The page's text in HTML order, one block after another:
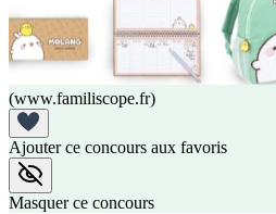
(www.familiscope.fr)
Ajouter ce concours aux favoris
Masquer ce concours